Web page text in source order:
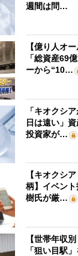
週間は問…
【億り人オ
「総資産69
ーから“10…
「キオクシ
日は遠い」
投資家が…
【キオクシ
柄】イベン
樹氏が厳…
【世帯年収
「狙い目駅